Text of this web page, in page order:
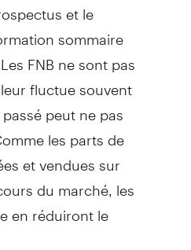
et le
sommaire
FNB ne sont pas
fluctue souvent
peut ne pas
les parts de
et vendues sur
du marché, les
en réduiront le